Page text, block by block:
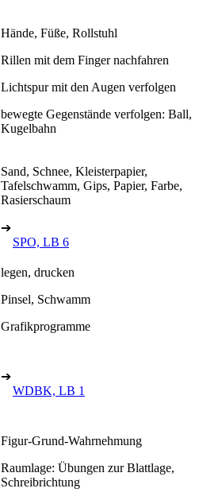
Hände, Füße, Rollstuhl
Rillen mit dem Finger nachfahren
Lichtspur mit den Augen verfolgen
bewegte Gegenstände verfolgen: Ball,
Kugelbahn
Sand, Schnee, Kleisterpapier,
Tafelschwamm, Gips, Papier, Farbe,
Rasierschaum
➔
SPO, LB 6
legen, drucken
Pinsel, Schwamm
Grafikprogramme
➔
WDBK, LB 1
Figur-Grund-Wahrnehmung
Raumlage: Übungen zur Blattlage,
Schreibrichtung